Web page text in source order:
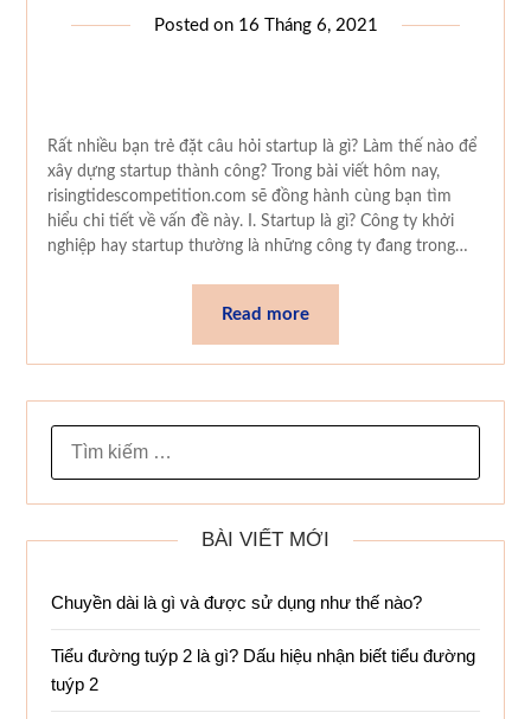
Posted on 16 Tháng 6, 2021
Rất nhiều bạn trẻ đặt câu hỏi startup là gì? Làm thế nào để
xây dựng startup thành công? Trong bài viết hôm nay,
risingtidescompetition.com sẽ đồng hành cùng bạn tìm
hiểu chi tiết về vấn đề này. I. Startup là gì? Công ty khởi
nghiệp hay startup thường là những công ty đang trong…
Read more
BÀI VIẾT MỚI
Chuyền dài là gì và được sử dụng như thế nào?
Tiểu đường tuýp 2 là gì? Dấu hiệu nhận biết tiểu đường
tuýp 2